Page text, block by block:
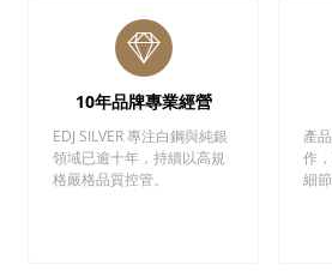
10年品牌專業經營
EDJ SILVER 專注白鋼與純銀
領域已逾十年，持續以高規
格嚴格品質控管。
產
作
細